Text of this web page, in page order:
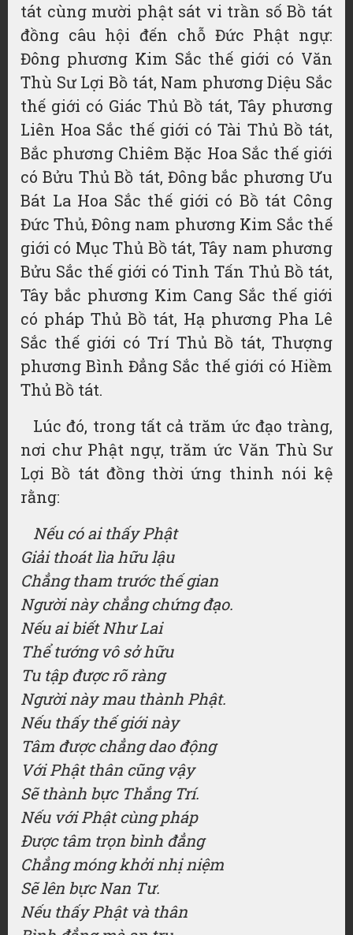
tát cùng mười phật sát vi trần số Bồ tát
đồng câu hội đến chỗ Đức Phật ngự:
Đông phương Kim Sắc thế giới có Văn
Thù Sư Lợi Bồ tát, Nam phương Diệu Sắc
thế giới có Giác Thủ Bồ tát, Tây phương
Liên Hoa Sắc thế giới có Tài Thủ Bồ tát,
Bắc phương Chiêm Bặc Hoa Sắc thế giới
có Bửu Thủ Bồ tát, Đông bắc phương Ưu
Bát La Hoa Sắc thế giới có Bồ tát Công
Đức Thủ, Đông nam phương Kim Sắc thế
giới có Mục Thủ Bồ tát, Tây nam phương
Bửu Sắc thế giới có Tinh Tấn Thủ Bồ tát,
Tây bắc phương Kim Cang Sắc thế giới
có pháp Thủ Bồ tát, Hạ phương Pha Lê
Sắc thế giới có Trí Thủ Bồ tát, Thượng
phương Bình Đẳng Sắc thế giới có Hiềm
Thủ Bồ tát.
Lúc đó, trong tất cả trăm ức đạo tràng,
nơi chư Phật ngự, trăm ức Văn Thù Sư
Lợi Bồ tát đồng thời ứng thinh nói kệ
rằng:
Nếu có ai thấy Phật
Giải thoát lìa hữu lậu
Chẳng tham trước thế gian
Người này chẳng chứng đạo.
Nếu ai biết Như Lai
Thể tướng vô sở hữu
Tu tập được rõ ràng
Người này mau thành Phật.
Nếu thấy thế giới này
Tâm được chẳng dao động
Với Phật thân cũng vậy
Sẽ thành bực Thắng Trí.
Nếu với Phật cùng pháp
Được tâm trọn bình đẳng
Chẳng móng khởi nhị niệm
Sẽ lên bực Nan Tư.
Nếu thấy Phật và thân